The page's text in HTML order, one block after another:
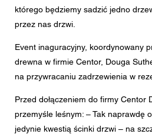
którego będziemy sadzić jedno
przez nas drzwi.
Event inaguracyjny, koordynowany
drewna w firmie Centor, Douga
na przywracaniu zadrzewienia w
Przed dołączeniem do firmy Centor
przemyśle leśnym: – Tak naprawdę
jedynie kwestią ścinki drzwi – na
CAPTCHA
To pytanie sprawdza czy jesteś
wysyłaniu spamu.